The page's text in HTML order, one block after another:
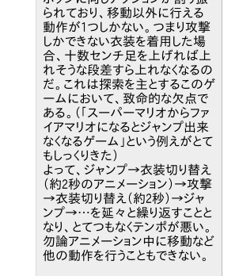
られており、移動以外に行える
動作が1つしかない。つまり攻撃
しかできない衣装を着用した場
合、十数センチ足を上げれば上
れそうな段差すら上れなくなるの
だ。これは探索を主とするこのゲ
ームにおいて、致命的な欠点で
ある。（「スーパーマリオからファ
イアマリオになるとジャンプ出来
なくなるゲーム」という例えがとて
もしっくりきた）
よって、ジャンプ→衣装切り替え
（約2秒のアニメーション）→攻撃
→衣装切り替え（約2秒）→ジャ
ンプ→…を延々と繰り返すことと
なり、とてつもなくテンポが悪い。
勿論アニメーション中に移動など
他の動作を行うこともできない。